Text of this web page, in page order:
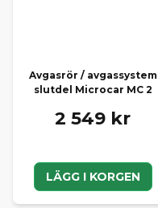
Avgasrör / avgassystem
slutdel Microcar MC 2
2 549 kr
LÄGG I KORGEN